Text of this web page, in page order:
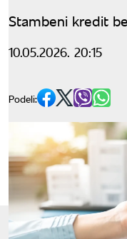
Stambeni kredit
10.05.2026. 20:15
Podeli: